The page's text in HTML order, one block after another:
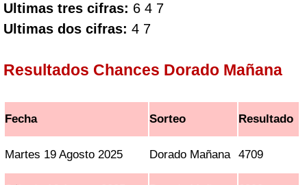
Ultimas tres cifras: 6 4 7
Ultimas dos cifras: 4 7
Resultados Chances Dorado Mañana
Fecha Sorteo Resultado
Martes 19 Agosto 2025 Dorado Mañana 4709